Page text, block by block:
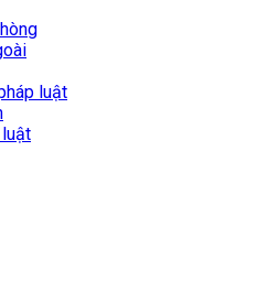
luật
luật